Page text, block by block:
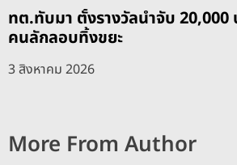
ทต.ทับมา ตั้งรางวัลนำจับ 20,000
คนลักลอบทิ้งขยะ
3 สิงหาคม 2026
More From Author